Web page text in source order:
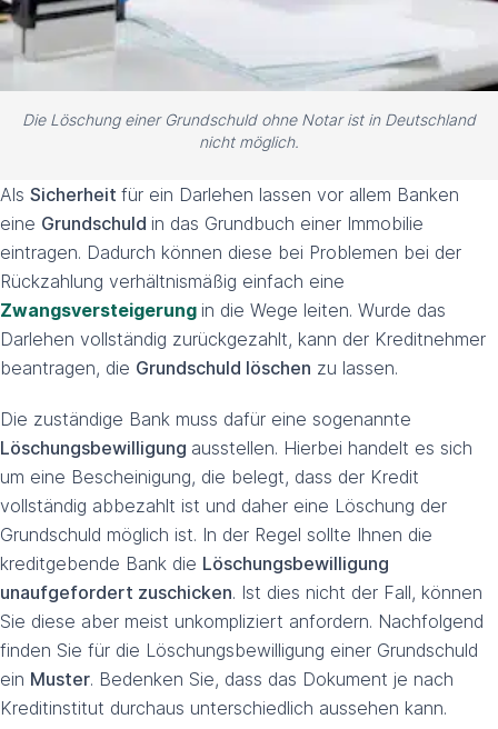
Die Löschung einer Grundschuld ohne Notar ist in Deutschland
nicht möglich.
Als Sicherheit für ein Darlehen lassen vor allem Banken
eine Grundschuld in das Grundbuch einer Immobilie
eintragen. Dadurch können diese bei Problemen bei der
Rückzahlung verhältnismäßig einfach eine
Zwangsversteigerung in die Wege leiten. Wurde das
Darlehen vollständig zurückgezahlt, kann der Kreditnehmer
beantragen, die Grundschuld löschen zu lassen.
Die zuständige Bank muss dafür eine sogenannte
Löschungsbewilligung ausstellen. Hierbei handelt es sich
um eine Bescheinigung, die belegt, dass der Kredit
vollständig abbezahlt ist und daher eine Löschung der
Grundschuld möglich ist. In der Regel sollte Ihnen die
kreditgebende Bank die Löschungsbewilligung
unaufgefordert zuschicken. Ist dies nicht der Fall, können
Sie diese aber meist unkompliziert anfordern. Nachfolgend
finden Sie für die Löschungsbewilligung einer Grundschuld
ein Muster. Bedenken Sie, dass das Dokument je nach
Kreditinstitut durchaus unterschiedlich aussehen kann.